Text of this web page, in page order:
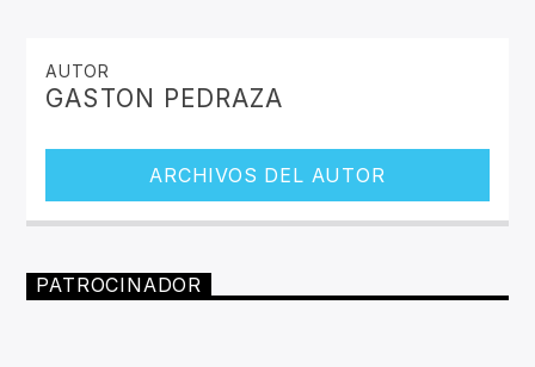
AUTOR
GASTON PEDRAZA
ARCHIVOS DEL AUTOR
PATROCINADOR